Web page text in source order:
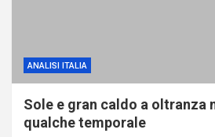
ANALISI ITALIA
Sole e gran caldo a oltranza
qualche temporale